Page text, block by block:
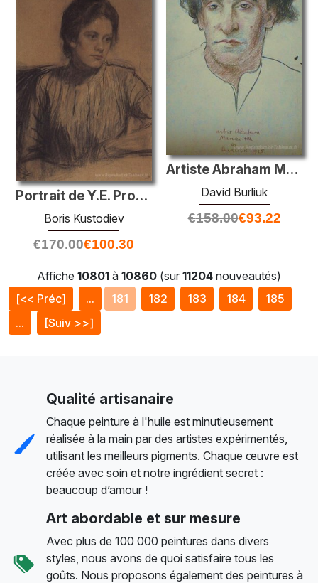
Artiste Abraham Manievitch
David Burliuk
€158.00€93.22
Portrait de Y.E. Proshinskaya
Boris Kustodiev
€170.00€100.30
Affiche 10801 à 10860 (sur 11204 nouveautés)
[<< Préc]
... 181 182 183 184
185
...
[Suiv >>]
Qualité artisanaire
Chaque peinture à l'huile est minutieusement
réalisée à la main par des artistes expérimentés,
utilisant les meilleurs pigments. Chaque œuvre est
créée avec soin et notre ingrédient secret :
beaucoup d’amour !
Art abordable et sur mesure
Avec plus de 100 000 peintures dans divers
styles, nous avons de quoi satisfaire tous les
goûts. Nous proposons également des peintures à